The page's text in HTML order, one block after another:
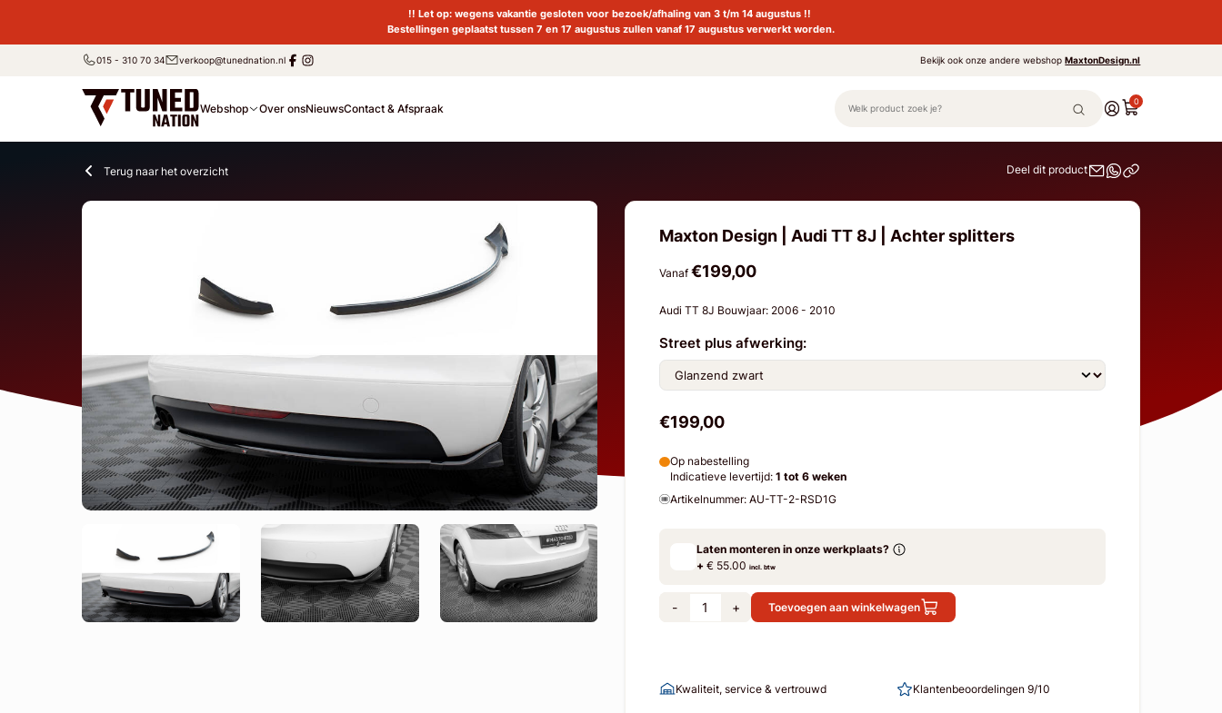
!! Let op: wegens vakantie gesloten voor bezoek/afhaling van 3 t/m 14 augustus !!
Bestellingen geplaatst tussen 7 en 17 augustus zullen vanaf 17 augustus verwerkt worden.
015 - 310 70 34 verkoop@tunednation.nl Bekijk ook onze andere webshopMaxtonDesign.nl
Webshop Over onsNieuwsContact & Afspraak
0
Terug naar het overzicht Deel dit product
Maxton Design | Audi TT 8J | Achter splitters
Vanaf €199,00
Audi TT 8J Bouwjaar: 2006 - 2010
Street plus afwerking:
€199,00
Op nabestelling
Indicatieve levertijd: 1 tot 6 weken
Artikelnummer: AU-TT-2-RSD1G
Laten monteren in onze werkplaats?
+€ 55.00 incl. btw
- + Toevoegen aan winkelwagen
Kwaliteit, service & vertrouwd Klantenbeoordelingen 9/10